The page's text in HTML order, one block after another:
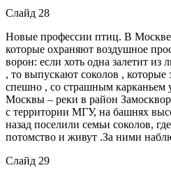
Слайд 28
Новые профессии птиц. В Москве
которые охраняют воздушное
ворон: если хоть одна залетит
, то выпускают соколов , которые
спешно , со страшным карканьем
Москвы – реки в район
с территории МГУ, на башнях
назад поселили семьи соколов,
потомство и живут .За ними
Слайд 29